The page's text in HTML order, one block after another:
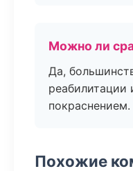
Можно ли
Да,
покраснением.
Похожие